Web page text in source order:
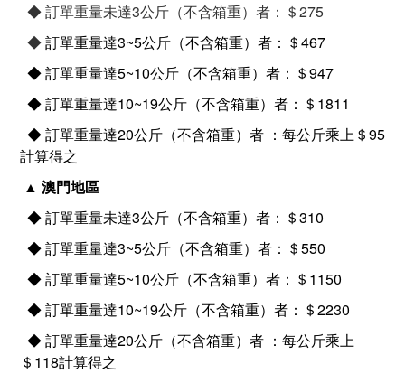
◆ 訂單重量未達3公斤（不含箱重）者：＄275
◆訂單重量達3~5公斤（不含箱重）者：＄467
◆訂單重量達5~10公斤（不含箱重）者：＄947
◆訂單重量達10~19公斤（不含箱重）者：＄1811
◆訂單重量達20公斤（不含箱重）者 ：每公斤乘上＄95
計算得之
▲ 澳門地區
◆ 訂單重量未達3公斤（不含箱重）者：＄310
◆訂單重量達3~5公斤（不含箱重）者：＄550
◆訂單重量達5~10公斤（不含箱重）者：＄1150
◆訂單重量達10~19公斤（不含箱重）者：＄2230
◆訂單重量達20公斤（不含箱重）者 ：每公斤乘上
＄118計算得之